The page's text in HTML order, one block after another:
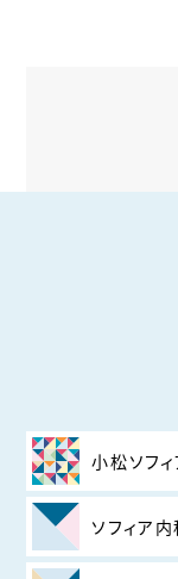
小松ソフ
ソフィア